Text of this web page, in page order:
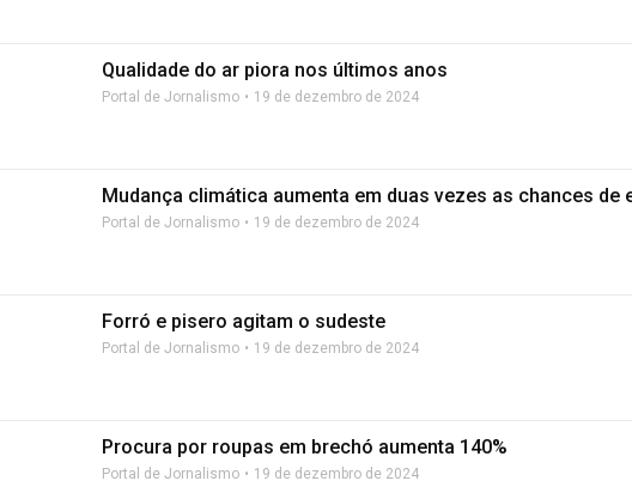
Qualidade do ar piora nos últimos anos
Portal de Jornalismo 19 de dezembro de 2024
Mudança climática aumenta em duas vezes as chances de
Portal de Jornalismo 19 de dezembro de 2024
Forró e pisero agitam o sudeste
Portal de Jornalismo 19 de dezembro de 2024
Procura por roupas em brechó aumenta 140%
Portal de Jornalismo 19 de dezembro de 2024